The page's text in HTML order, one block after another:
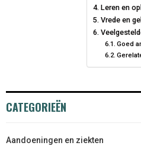
Leren en
Vrede en
Goed
CATEGORIEËN
Aandoeningen en ziekten